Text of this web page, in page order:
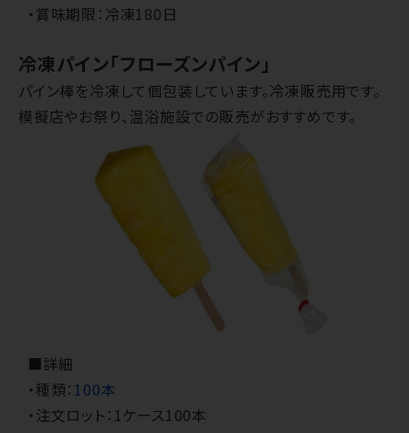
・賞味期限：冷凍180日
冷凍パイン「フローズンパイン」
パイン棒を冷凍して個包装しています。冷凍販売用です。
模擬店やお祭り、温浴施設での販売がおすすめです。
■詳細
・種類： 100本
・注文ロット：1ケース100本